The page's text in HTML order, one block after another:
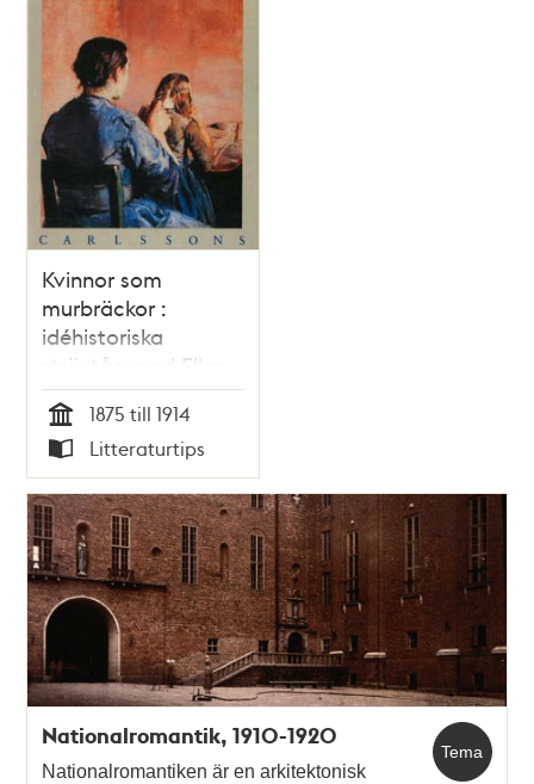
Kvinnor som
murbräckor :
idéhistoriska
strövtåg med Ellen
Key som
referenspunkt /
Susel Hedström
Huveröd
Tid
1875 till 1914
Typ
Litteraturtips
Tema
Nationalromantik, 1910-1920
Nationalromantiken är en arkitektonisk